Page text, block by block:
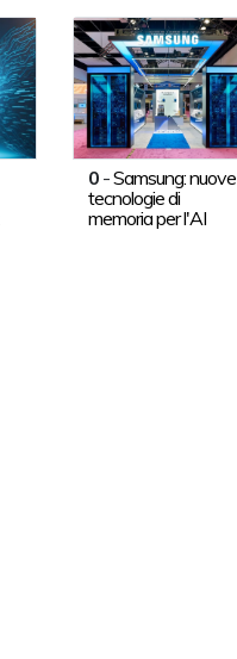
0 -Samsung: nuove
tecnologie di
memoria per l'AI